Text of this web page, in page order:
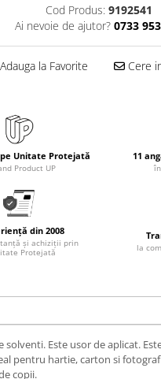
si grafit
colorate
scris
si suporturi
birou
igiena
bucatarie
si galeti
prosoape hartie si
Cod Produs: 9192541
Ai nevoie de ajutor? 0733
la Favorite Cere
Unitate Protejată
Product UP
11
din 2008
și achiziții prin
Protejată
la
solventi. Este usor de aplicat.
pentru hartie, carton si
copii.